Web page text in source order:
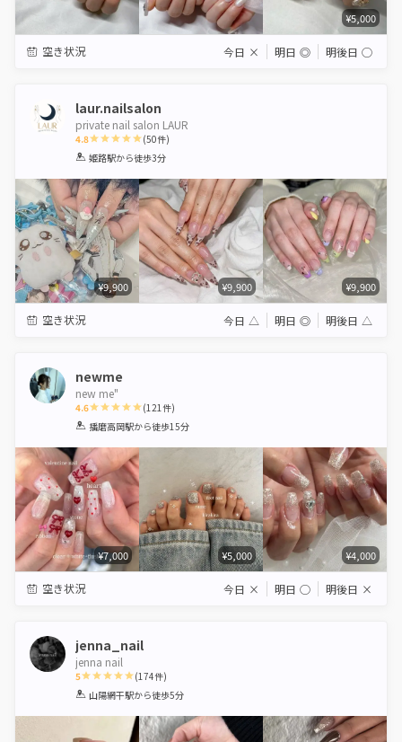
¥5,000
空き状況 今日 × 明日 ◎ 明後日 ◯
laur.nailsalon
private nail salon LAUR
4.8
1 2 3 4 5
(50件)
姫路駅から徒歩3分
¥9,900 ¥9,900 ¥9,900
空き状況 今日 △ 明日 ◎ 明後日 △
newme
new me"
4.6
1 2 3 4 5
(121件)
播磨高岡駅から徒歩15分
¥7,000 ¥5,000 ¥4,000
空き状況 今日 × 明日 ◯ 明後日 ×
jenna_nail
jenna nail
5
1 2 3 4 5
(174件)
山陽網干駅から徒歩5分